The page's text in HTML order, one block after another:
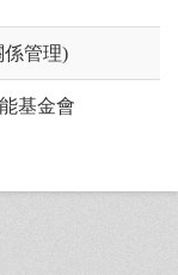
係管理)
基金會